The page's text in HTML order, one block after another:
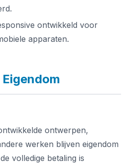
ontwikkeld voor
apparaten.
ontwerpen,
werken blijven eigendom
volledige betaling is